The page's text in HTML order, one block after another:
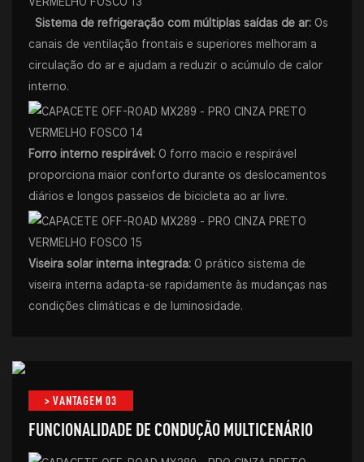
Sistema de refrigeração com múltiplas saídas de ar: Os
canais de ventilação frontais e superiores melhoram a
circulação do ar e ajudam a reduzir o acúmulo de calor
interno.
Forro interno respirável: O forro macio e respirável
proporciona maior conforto durante os deslocamentos
diários e longos passeios de bicicleta ao ar livre.
Viseira solar interna integrada: O prático sistema de
viseira interna adapta-se rapidamente às mudanças nas
condições climáticas e de luminosidade.
> VANTAGEM 03
FUNCIONALIDADE DE CONDUÇÃO MULTICENÁRIO